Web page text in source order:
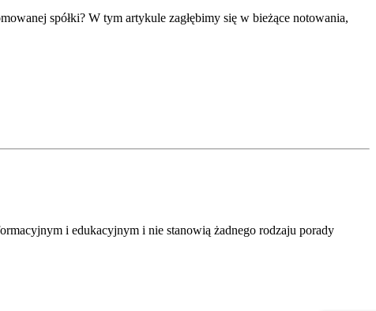
spółki? W tym artykule zagłębimy się w bieżące notowania,
i edukacyjnym i nie stanowią żadnego rodzaju porady